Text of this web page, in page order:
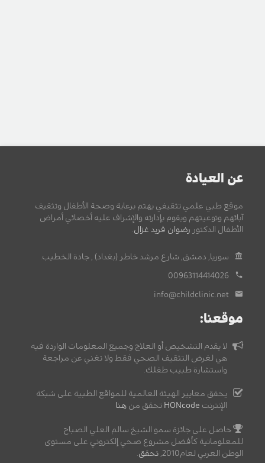
عن العيادة
موقع طبي علمي تثقيفي يهتم برعاية وصحة الأطفال وتثقيف
آبائهم وتوعيتهم ويقوم بإدارته والإشراف عليه أخصائي أمراض
الأطفال الدكتور رضوان فريد غزال
سوريا, دمشق, شارع مرشد خاطر (بغداد) , جادة الخطيب.
00963114414026
info@childclinic.net
موقعنا:
لا يقدم التشخيص أو العلاج وجميع المعلومات الواردة فيه
هي لغرض التثقيف الصحي فقط ولا تغني عن مراجعة
واستشارة طبيب طفلك.
يحقق معايير الهيئة العالمية للمواقع الطبية على شبكة
الإنترنت HONcode تحقق من هنا
حاصل على جائزة سمو الشيخ سالم العلي الصباح
للمعلوماتية كأفضل مشروع صحي إلكتروني على مستوى
الوطن العربي لعام2010,
تحقق